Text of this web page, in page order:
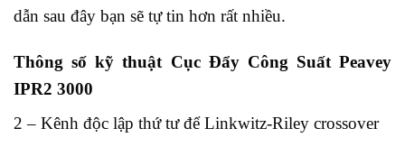
dẫn sau đây bạn sẽ tự tin hơn rất nhiều.
Thông số kỹ thuật Cục Đẩy Công Suất Peavey
IPR2 3000
2 – Kênh độc lập thứ tư để Linkwitz-Riley crossover